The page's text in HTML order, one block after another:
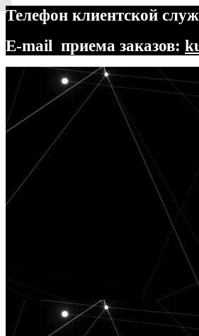
Телефон клиентской
E-mail приема заказов:
Перейти
навигации
Перейти
содержимому